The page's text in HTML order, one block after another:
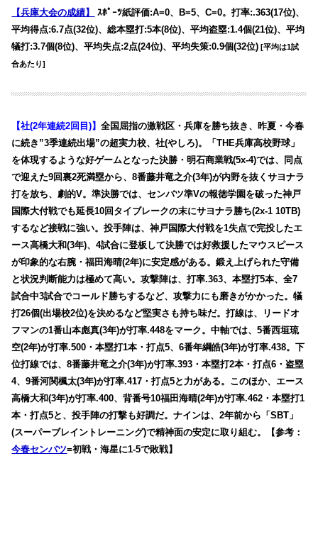
【兵庫大会の成績】
ｽﾎﾟｰﾂ紙評価:A=0、B=5、C=0。打率:.363(17位)、
平均得点:6.7点(32位)、総本塁打:5本(8位)、平均盗塁:1.4個(21位)、平均
犠打:3.7個(8位)、平均失点:2点(24位)、平均失策:0.9個(32位) [平均は1試
合あたり]
【社(2年連続2回目)】全国屈指の激戦区・兵庫を勝ち抜き、昨夏・今春
に続き”3季連続出場”の超実力校、社(やしろ)。「THE兵庫高校野球」
を体現するような好ゲームとなった決勝・明石商業戦(5x-4)では、同点
で迎えた9回裏2死満塁から、8番藤井竜之介(3年)が内野を抜くサヨナラ
打を放ち、劇的V。準決勝では、センバツ準Vの報徳学園を破った神戸
国際大付戦でも延長10回タイブレークの末にサヨナラ勝ち(2x-1 10TB)
するなど接戦に強い。投手陣は、神戸国際大付戦を1失点で完投したエ
ース高橋大和(3年)、4試合に登板して決勝では好救援したマウスピース
が印象的な右腕・福田海晴(2年)に安定感がある。鍛え上げられた守備
と状況判断能力は極めて高い。攻撃陣は、打率.363、本塁打5本、全7
試合中3試合でコールド勝ちするなど、攻撃力にも磨きがかかった。犠
打26個(出場校2位)を決めるなど堅実さも持ち味だ。打線は、リードオ
フマンの1番山本彪真(3年)が打率.448をマーク。中軸では、5番西垣琉
空(2年)が打率.500・本塁打1本・打点5、6番年綱皓(3年)が打率.438。下
位打線では、8番藤井竜之介(3年)が打率.393・本塁打2本・打点6・盗塁
4、9番河関楓太(3年)が打率.417・打点5と力がある。このほか、エース
高橋大和(3年)が打率.400、背番号10福田海晴(2年)が打率.462・本塁打1
本・打点5と、投手陣の打撃も好調だ。ナインは、2年前から「SBT」
(スーパーブレイントレーニング)で精神面の安定に取り組む。【参考：
今春センバツ=初戦・海星に1-5で敗戦】